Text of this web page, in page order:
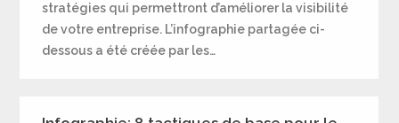
stratégies qui permettront d’améliorer la visibilité
de votre entreprise. L’infographie partagée ci-
dessous a été créée par les…